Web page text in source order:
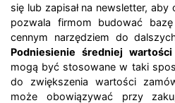
się lub zapisał na newsletter,
pozwala firmom budować
cennym narzędziem do
Podniesienie średniej
mogą być stosowane w taki
do zwiększenia wartości
może obowiązywać przy